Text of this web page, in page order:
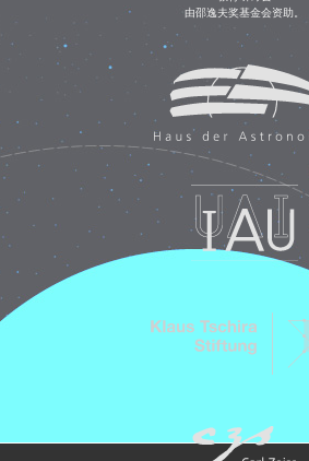
由邵逸夫奖基金会资助。